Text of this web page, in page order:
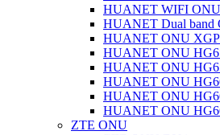
HUANET WIFI ONU
HUANET Dual band
HUANET ONU
HUANET ONU
HUANET ONU
HUANET ONU
HUANET ONU
HUANET ONU
ZTE ONU